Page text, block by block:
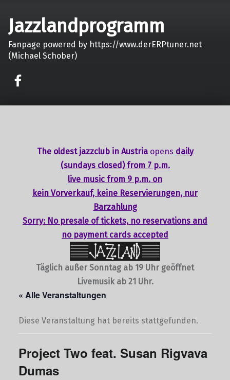
Jazzlandprogramm
Fanpage powered by https://www.derERPtuner.net
(Michael Schober)
The oldest jazzclub in Austria opens daily
(sundays closed) from 7 p.m.
live music from 9 p.m. on
kein Vorverkauf, keine Reservierungen, nur
Barzahlung
Sorry: No presale of tickets, no reservations and
no payment cards accepted
Täglich außer Sonntag ab 19 Uhr geöffnet
Livemusik ab 21 Uhr.
« Alle Veranstaltungen
Diese Veranstaltung hat bereits stattgefunden.
Project Two feat. Susan Rigvava
Dumas